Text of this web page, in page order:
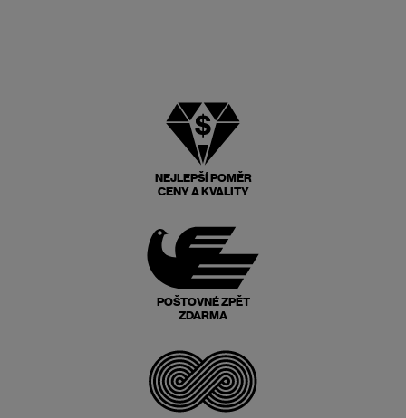
NEJLEPŠÍ POMĚR
CENY A KVALITY
POŠTOVNÉ ZPĚT
ZDARMA